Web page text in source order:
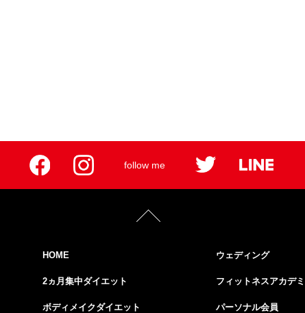
follow me
HOME
2ヵ月集中ダイエット
ボディメイクダイエット
ウェディング
フィットネスアカデ
パーソナル会員